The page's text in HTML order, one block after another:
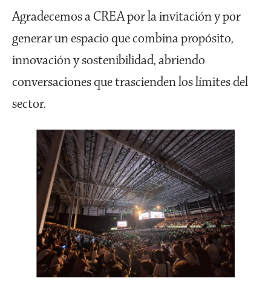
Agradecemos a CREA por la invitación y por
generar un espacio que combina propósito,
innovación y sostenibilidad, abriendo
conversaciones que trascienden los límites del
sector.